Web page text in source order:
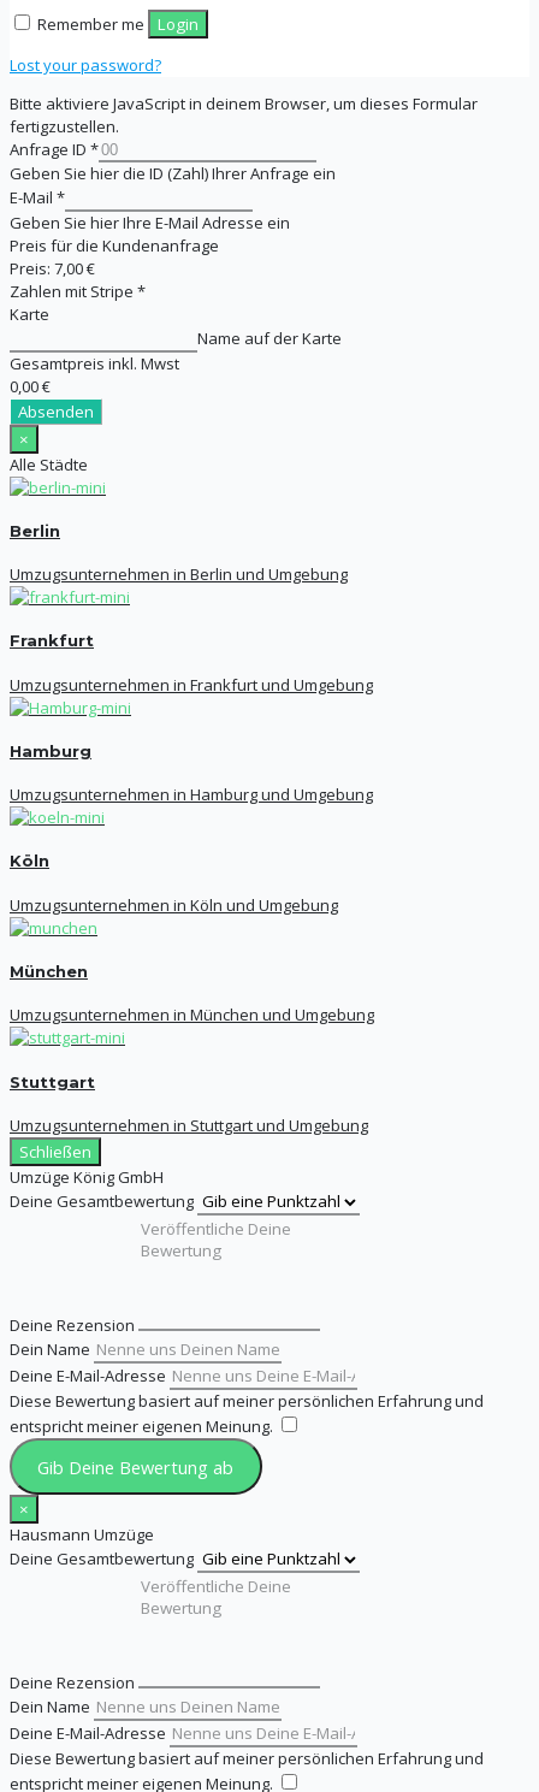
Remember me
Login
Lost your password?
Bitte aktiviere JavaScript in deinem Browser, um dieses Formular
fertigzustellen.
Anfrage ID *
Geben Sie hier die ID (Zahl) Ihrer Anfrage ein
E-Mail *
Geben Sie hier Ihre E-Mail Adresse ein
Preis für die Kundenanfrage
Preis: 7,00 €
Zahlen mit Stripe *
Karte
Name auf der Karte
Gesamtpreis inkl. Mwst
0,00 €
Absenden
×
Alle Städte
Berlin
Umzugsunternehmen in Berlin und Umgebung
Frankfurt
Umzugsunternehmen in Frankfurt und Umgebung
Hamburg
Umzugsunternehmen in Hamburg und Umgebung
Köln
Umzugsunternehmen in Köln und Umgebung
München
Umzugsunternehmen in München und Umgebung
Stuttgart
Umzugsunternehmen in Stuttgart und Umgebung
Schließen
Umzüge König GmbH
Deine Gesamtbewertung
Deine Rezension
Dein Name
Deine E-Mail-Adresse
Diese Bewertung basiert auf meiner persönlichen Erfahrung und
entspricht meiner eigenen Meinung.
Gib Deine Bewertung ab
×
Hausmann Umzüge
Deine Gesamtbewertung
Deine Rezension
Dein Name
Deine E-Mail-Adresse
Diese Bewertung basiert auf meiner persönlichen Erfahrung und
entspricht meiner eigenen Meinung.